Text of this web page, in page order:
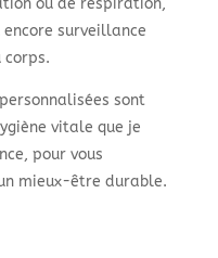
surveillance
corps.
sont
vitale que je
pour vous
mieux-être durable.